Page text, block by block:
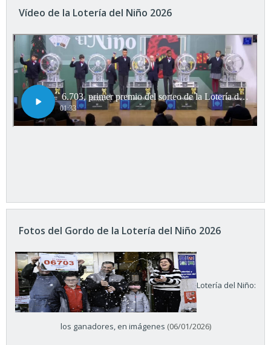
Vídeo de la Lotería del Niño 2026
Fotos del Gordo de la Lotería del Niño 2026
Lotería del Niño:
los ganadores, en imágenes (06/01/2026)